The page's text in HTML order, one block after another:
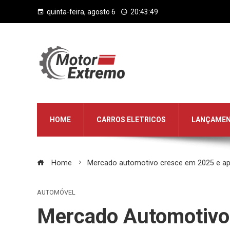
quinta-feira, agosto 6 20:43:50
HOME CARROS ELETRICOS
Home Mercado automotivo cresce em 2025 e
AUTOMÓVEL
Mercado